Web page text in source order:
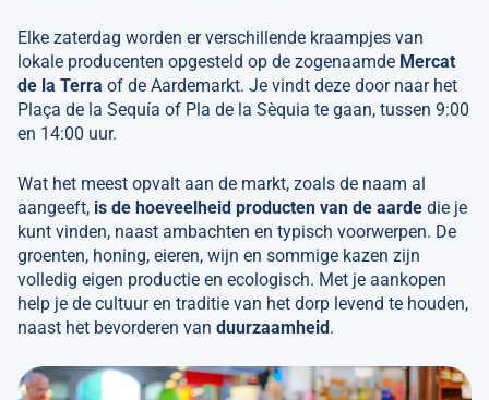
Elke zaterdag worden er verschillende kraampjes van
lokale producenten opgesteld op de zogenaamde Mercat
de la Terra of de Aardemarkt. Je vindt deze door naar het
Plaça de la Sequía of Pla de la Sèquia te gaan, tussen 9:00
en 14:00 uur.
Wat het meest opvalt aan de markt, zoals de naam al
aangeeft, is de hoeveelheid producten van de aarde die je
kunt vinden, naast ambachten en typisch voorwerpen. De
groenten, honing, eieren, wijn en sommige kazen zijn
volledig eigen productie en ecologisch. Met je aankopen
help je de cultuur en traditie van het dorp levend te houden,
naast het bevorderen van duurzaamheid.